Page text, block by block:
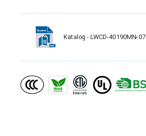
Katalog - LWCD-40190MN-07